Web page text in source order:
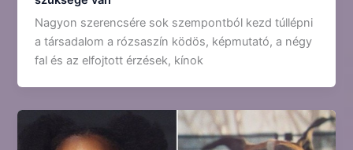
Nagyon szerencsére sok szempontból kezd túllépni
a társadalom a rózsaszín ködös, képmutató, a négy
fal és az elfojtott érzések, kínok